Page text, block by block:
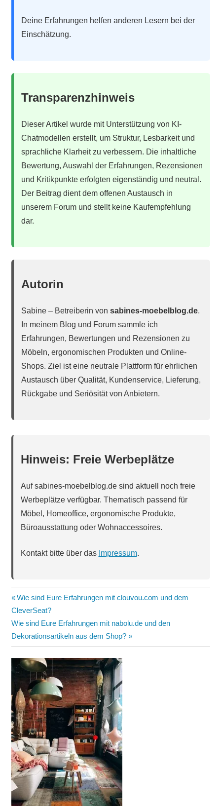
Deine Erfahrungen helfen anderen Lesern bei der
Einschätzung.
Transparenzhinweis
Dieser Artikel wurde mit Unterstützung von KI-
Chatmodellen erstellt, um Struktur, Lesbarkeit und
sprachliche Klarheit zu verbessern. Die inhaltliche
Bewertung, Auswahl der Erfahrungen, Rezensionen
und Kritikpunkte erfolgten eigenständig und neutral.
Der Beitrag dient dem offenen Austausch in
unserem Forum und stellt keine Kaufempfehlung
dar.
Autorin
Sabine – Betreiberin von sabines-moebelblog.de.
In meinem Blog und Forum sammle ich
Erfahrungen, Bewertungen und Rezensionen zu
Möbeln, ergonomischen Produkten und Online-
Shops. Ziel ist eine neutrale Plattform für ehrlichen
Austausch über Qualität, Kundenservice, Lieferung,
Rückgabe und Seriösität von Anbietern.
Hinweis: Freie Werbeplätze
Auf sabines-moebelblog.de sind aktuell noch freie
Werbeplätze verfügbar. Thematisch passend für
Möbel, Homeoffice, ergonomische Produkte,
Büroausstattung oder Wohnaccessoires.
Kontakt bitte über das Impressum.
Beitragsnavigation
Vorheriger
Beitrag:
Wie sind Eure Erfahrungen mit clouvou.com und dem
CleverSeat?
Nächster
Beitrag:
Wie sind Eure Erfahrungen mit nabolu.de und den
Dekorationsartikeln aus dem Shop?